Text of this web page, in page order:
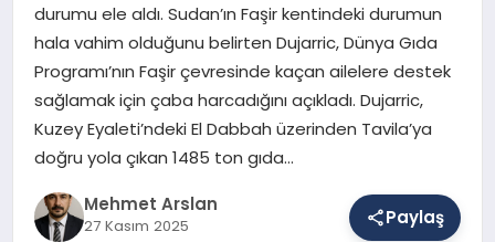
SAĞLIK
EĞITIM
DÜNYA
durumu ele aldı. Sudan’ın Faşir kentindeki durumun
hala vahim olduğunu belirten Dujarric, Dünya Gıda
Programı’nın Faşir çevresinde kaçan ailelere destek
sağlamak için çaba harcadığını açıkladı. Dujarric,
Kuzey Eyaleti’ndeki El Dabbah üzerinden Tavila’ya
doğru yola çıkan 1485 ton gıda…
Mehmet Arslan
27 Kasım 2025 Paylaş